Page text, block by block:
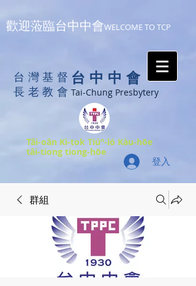
歡迎蒞臨台中中會WELCOME TO TCP
台灣基督
長老教會
台中中會
Tai-Chung Presbytery
Tâi-oân Ki-tok Tiúⁿ-ló Kàu-hōe
tâi-tiong tiong-hōe
登入
群組